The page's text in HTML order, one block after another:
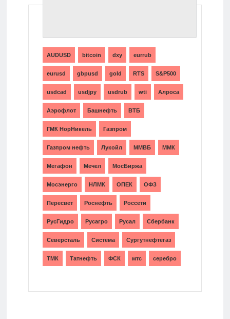
AUDUSD bitcoin dxy eurrub
eurusd gbpusd gold RTS S&P500
usdcad usdjpy usdrub wti Алроса
Аэрофлот Башнефть ВТБ
ГМК НорНикель Газпром
Газпром нефть Лукойл ММВБ ММК
Мегафон Мечел МосБиржа
Мосэнерго НЛМК ОПЕК ОФЗ
Пересвет Роснефть Россети
РусГидро Русагро Русал Сбербанк
Северсталь Система Сургутнефтегаз
ТМК Татнефть ФСК мтс серебро